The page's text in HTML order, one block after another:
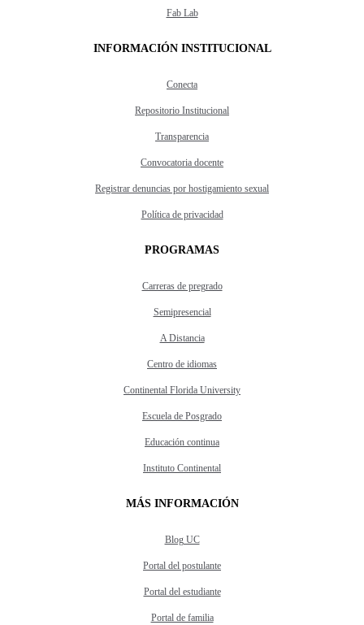
Fab Lab
INFORMACIÓN INSTITUCIONAL
Conecta
Repositorio Institucional
Transparencia
Convocatoria docente
Registrar denuncias por hostigamiento sexual
Política de privacidad
PROGRAMAS
Carreras de pregrado
Semipresencial
A Distancia
Centro de idiomas
Continental Florida University
Escuela de Posgrado
Educación continua
Instituto Continental
MÁS INFORMACIÓN
Blog UC
Portal del postulante
Portal del estudiante
Portal de familia